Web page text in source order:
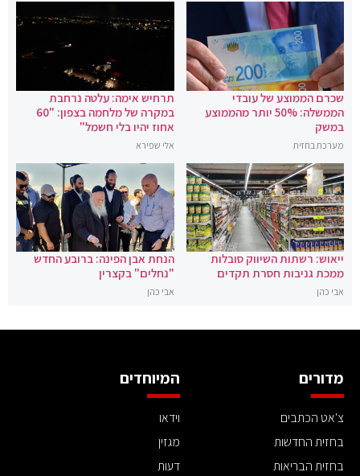
שכרם הממוצע של עובדי
הממשלה: 50% יותר מהממוצע
במשק
מערכת בחזית
תרחיש אימה: עלטה נרחבת
במקרה של מלחמה בצפון: "60
אחוז יהיו בלי חשמל"
אלי שפירא
ייאוש: רשתות השיווק סובלות
ממכת גניבות חסרת תקדים
אבי כהן
הנחת אבן הפינה: ברובע החדש
"נחלים" בקצרין
אבי כהן
מדורים
צ'אט הכתבים
בחזית החדשות
בחזית הבריאות
המיוחדים
וידאו
מגזין
דעות